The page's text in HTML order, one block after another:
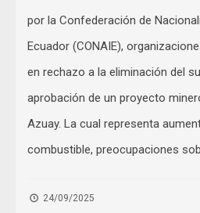
por la Confederación de
Ecuador (CONAIE),
en rechazo a la eliminación del
aprobación de un proyecto
Azuay. La cual representa
combustible, preocupaciones
24/09/2025